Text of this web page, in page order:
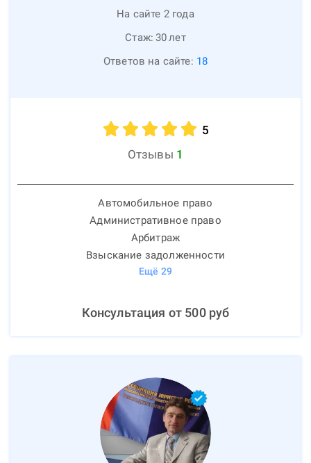
На сайте 2 года
Стаж: 30лет
Ответов на сайте: 18
5
Отзывы 1
Автомобильное право
Административное право
Арбитраж
Взыскание задолженности
Ещё 29
Консультация от 500руб